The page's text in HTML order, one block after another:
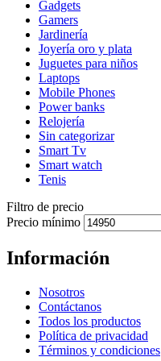
Gadgets
Gamers
Jardinería
Joyería oro y plata
Juguetes para niños
Laptops
Mobile Phones
Power banks
Relojería
Sin categorizar
Smart Tv
Smart watch
Tenis
Filtro de precio
Precio mínimo
Información
Nosotros
Contáctanos
Todos los productos
Política de privacidad
Términos y condiciones